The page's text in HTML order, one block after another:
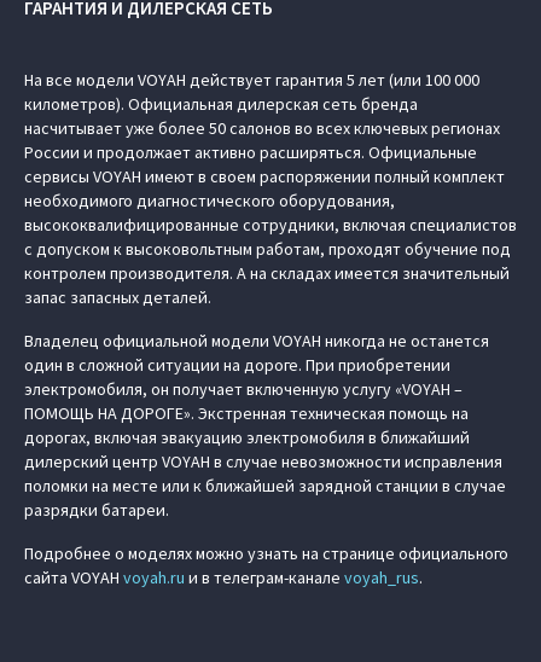
ГАРАНТИЯ И ДИЛЕРСКАЯ СЕТЬ
На все модели VOYAH действует гарантия 5 лет (или 100 000
километров). Официальная дилерская сеть бренда
насчитывает уже более 50 салонов во всех ключевых регионах
России и продолжает активно расширяться. Официальные
сервисы VOYAH имеют в своем распоряжении полный комплект
необходимого диагностического оборудования,
высококвалифицированные сотрудники, включая специалистов
с допуском к высоковольтным работам, проходят обучение под
контролем производителя. А на складах имеется значительный
запас запасных деталей.
Владелец официальной модели VOYAH никогда не останется
один в сложной ситуации на дороге. При приобретении
электромобиля, он получает включенную услугу «VOYAH –
ПОМОЩЬ НА ДОРОГЕ». Экстренная техническая помощь на
дорогах, включая эвакуацию электромобиля в ближайший
дилерский центр VOYAH в случае невозможности исправления
поломки на месте или к ближайшей зарядной станции в случае
разрядки батареи.
Подробнее о моделях можно узнать на странице официального
сайта VOYAH voyah.ru и в телеграм-канале voyah_rus.